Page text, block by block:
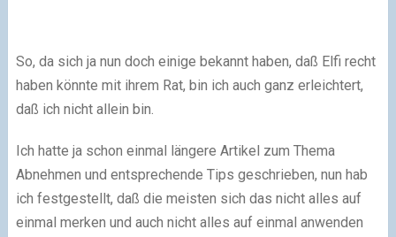
So, da sich ja nun doch einige bekannt haben, daß Elfi recht
haben könnte mit ihrem Rat, bin ich auch ganz erleichtert,
daß ich nicht allein bin.
Ich hatte ja schon einmal längere Artikel zum Thema
Abnehmen und entsprechende Tips geschrieben, nun hab
ich festgestellt, daß die meisten sich das nicht alles auf
einmal merken und auch nicht alles auf einmal anwenden